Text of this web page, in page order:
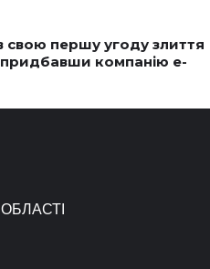
свою першу угоду злиття
придбавши компанію e-